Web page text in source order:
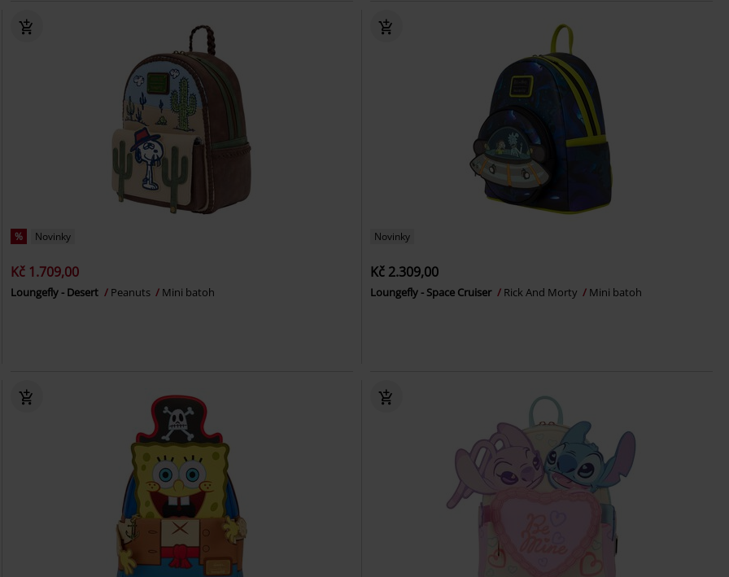
% Novinky
Kč 1.709,00
Loungefly - Desert Peanuts Mini batoh
Novinky
Kč 2.309,00
Loungefly - Space Cruiser Rick And Morty Mini batoh